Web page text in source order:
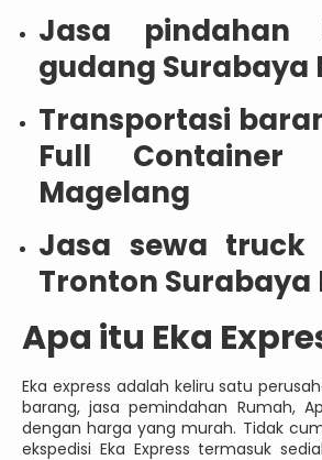
Jasa
gudang Surabaya
Transportasi
Full Container
Magelang
Jasa sewa truck
Tronton Surabaya
Apa itu Eka
Eka express adalah keliru satu
barang, jasa pemindahan Rumah,
dengan harga yang murah. Tidak
ekspedisi Eka Express termasuk